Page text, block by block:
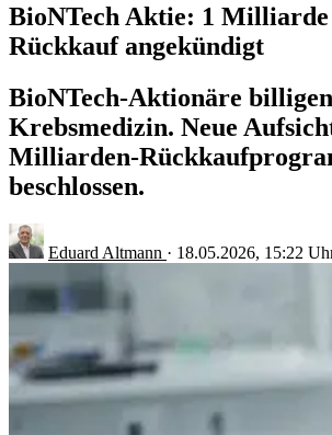
BioNTech Aktie: 1
Rückkauf angekündigt
BioNTech-Aktionäre
Krebsmedizin. Neue
Milliarden-
beschlossen.
Eduard Altmann · 18.05.2026, 15:22